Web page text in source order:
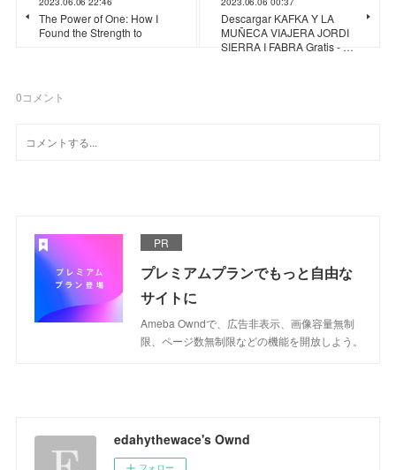
The Power of One: How I
Found the Strength to
Descargar KAFKA Y LA
MUÑECA VIAJERA JORDI
SIERRA I FABRA Gratis - …
0コメント
PR
プレミアムプランでもっと自由な
サイトに
Ameba Owndで、広告非表示、画像容量無制
限、ページ数無制限などの機能を開放しよう。
edahythewace's Ownd
フォロー